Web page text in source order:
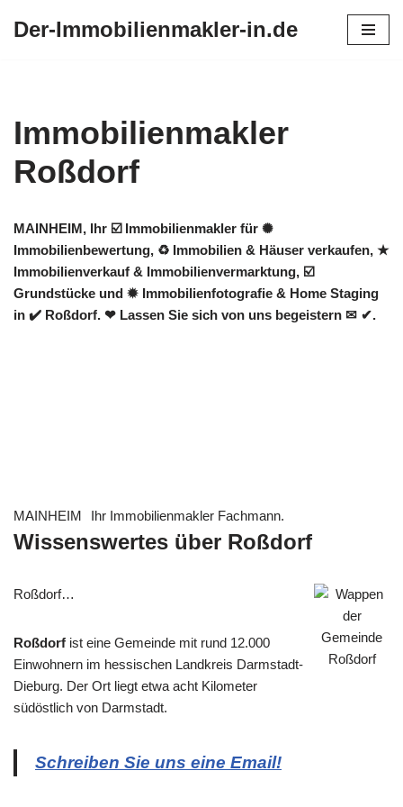
Der-Immobilienmakler-in.de
Immobilienmakler
Roßdorf
MAINHEIM, Ihr ☑️ Immobilienmakler für ✺
Immobilienbewertung, ♻ Immobilien & Häuser verkaufen, ★
Immobilienverkauf & Immobilienvermarktung, ☑️
Grundstücke und ✹ Immobilienfotografie & Home Staging
in ✔️ Roßdorf. ❤ Lassen Sie sich von uns begeistern ✉ ✔.
MAINHEIM Ihr Immobilienmakler Fachmann.
Wissenswertes über Roßdorf
Roßdorf…
Roßdorf ist eine Gemeinde mit rund 12.000
Einwohnern im hessischen Landkreis Darmstadt-
Dieburg. Der Ort liegt etwa acht Kilometer
südöstlich von Darmstadt.
Schreiben Sie uns eine Email!